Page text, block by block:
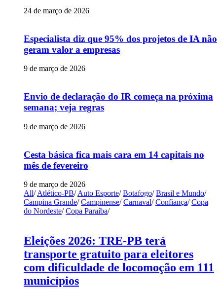
24 de março de 2026
Especialista diz que 95% dos projetos de IA não
geram valor a empresas
9 de março de 2026
Envio de declaração do IR começa na próxima
semana; veja regras
9 de março de 2026
Cesta básica fica mais cara em 14 capitais no
mês de fevereiro
9 de março de 2026
All/ Atlético-PB/ Auto Esporte/ Botafogo/ Brasil e Mundo/
Campina Grande/ Campinense/ Carnaval/ Confiança/ Copa
do Nordeste/ Copa Paraíba/
Eleições 2026: TRE-PB terá
transporte gratuito para eleitores
com dificuldade de locomoção em 111
municípios